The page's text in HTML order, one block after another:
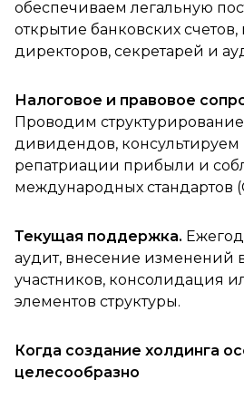
обеспечиваем легальную
открытие банковских
директоров, секретарей и
Налоговое и правовое
Проводим
дивидендов, консультируем
репатриации прибыли и
международных стандартов
Текущая поддержка.
аудит, внесение изменений в
участников, консолидация
элементов структуры.
Когда создание холдинга
целесообразно